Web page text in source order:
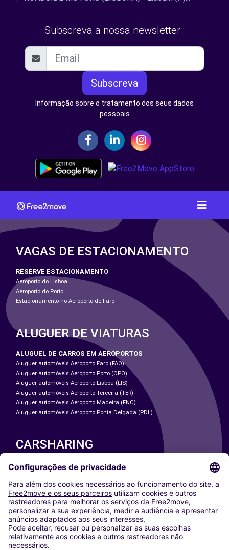
Subscreva a nossa newsletter :
Subscreva
Informação sobre o tratamento dos seus dados
pessoais
VAGAS DE ESTACIONAMENTO
RESERVE ESTACIONAMENTO
Aeroporto do Lisboa
Aeroporto do Porto
Estacionamento no Aeroporto de Faro
ALUGUER DE VIATURAS
ALUGUEL DE CARROS EM AEROPORTOS
Aluguer automóveis Aeroporto Faro (FAO)
Aluguer automóveis Aeroporto Porto (OPO)
Aluguer automóveis Aeroporto Lisboa (LIS)
Aluguer automóveis Aeroporto Terceira (TER)
Aluguer automóveis Aeroporto Madeira (FNC)
Aluguer automóveis Aeroporto Ponta Delgada (PDL)
CARSHARING
NOSSAS CIDADES
Washington DC
Milan
Rome
Turin
Vienna
Berlin
Cologne